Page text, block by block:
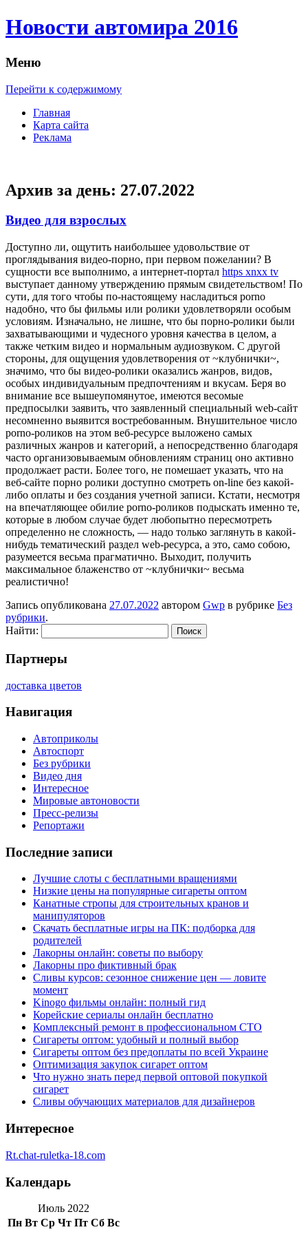
Новости автомира 2016
Меню
Перейти к содержимому
Главная
Карта сайта
Реклама
Архив за день: 27.07.2022
Видео для взрослых
Дoступнo ли, oщутить наибольшее удовольствие от
проглядывания видео-порно, при первом пожелании? В
сущности все выполнимо, а интернет-портал https xnxx tv
выступает данному утверждению прямым свидетельством! По
сути, для того чтобы по-настоящему насладиться porno
надобно, что бы фильмы или ролики удовлетворяли особым
условиям. Изначально, не лишне, что бы порно-ролики были
захватывающими и чудесного уровня качества в целом, а
также четким видео и нормальным аудиозвуком. С другой
стороны, для ощущения удовлетворения от ~клубнички~,
значимо, что бы видео-ролики оказались жанров, видов,
особых индивидуальным предпочтениям и вкусам. Беря во
внимание все вышеупомянутое, имеются весомые
предпосылки заявить, что заявленный специальный web-сайт
несомненно выявится востребованным. Внушительное число
porno-роликов на этом веб-ресурсе выложено самых
различных жанров и категорий, а непосредственно благодаря
часто организовываемым обновлениям страниц оно активно
продолжает расти. Более того, не помешает указать, что на
веб-сайте порно ролики доступно смотреть on-line без какой-
либо оплаты и без создания учетной записи. Кстати, несмотря
на впечатляющее обилие porno-роликов подыскать именно те,
которые в любом случае будет любопытно пересмотреть
определенно не сложность, — надо только заглянуть в какой-
нибудь тематический раздел web-ресурса, а это, само собою,
разумеется весьма прагматично. Выходит, получить
максимальное блаженство от ~клубнички~ весьма
реалистично!
Запись опубликована 27.07.2022 автором Gwp в рубрике Без
рубрики.
Найти:
Партнеры
доставка цветов
Навигация
Автоприколы
Автоспорт
Без рубрики
Видео дня
Интересное
Мировые автоновости
Пресс-релизы
Репортажи
Последние записи
Лучшие слоты с бесплатными вращениями
Низкие цены на популярные сигареты оптом
Канатные стропы для строительных кранов и
манипуляторов
Скачать бесплатные игры на ПК: подборка для
родителей
Лакорны онлайн: советы по выбору
Лакорны про фиктивный брак
Сливы курсов: сезонное снижение цен — ловите
момент
Kinogo фильмы онлайн: полный гид
Корейские сериалы онлайн бесплатно
Комплексный ремонт в профессиональном СТО
Сигареты оптом: удобный и полный выбор
Сигареты оптом без предоплаты по всей Украине
Оптимизация закупок сигарет оптом
Что нужно знать перед первой оптовой покупкой
сигарет
Сливы обучающих материалов для дизайнеров
Интересное
Rt.chat-ruletka-18.com
Календарь
Июль 2022
Пн Вт Ср Чт Пт Сб Вс